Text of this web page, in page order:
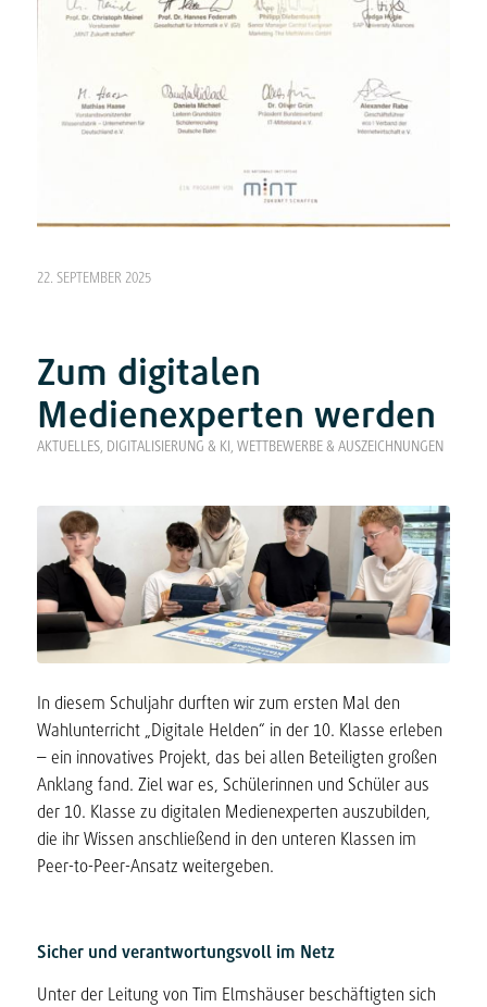
22. SEPTEMBER 2025
Zum digitalen
Medienexperten werden
AKTUELLES, DIGITALISIERUNG & KI , WETTBEWERBE & AUSZEICHNUNGEN
In diesem Schuljahr durften wir zum ersten Mal den
Wahlunterricht „Digitale Helden“ in der 10. Klasse erleben
– ein innovatives Projekt, das bei allen Beteiligten großen
Anklang fand. Ziel war es, Schülerinnen und Schüler aus
der 10. Klasse zu digitalen Medienexperten auszubilden,
die ihr Wissen anschließend in den unteren Klassen im
Peer-to-Peer-Ansatz weitergeben.
Sicher und verantwortungsvoll im Netz
Unter der Leitung von Tim Elmshäuser beschäftigten sich